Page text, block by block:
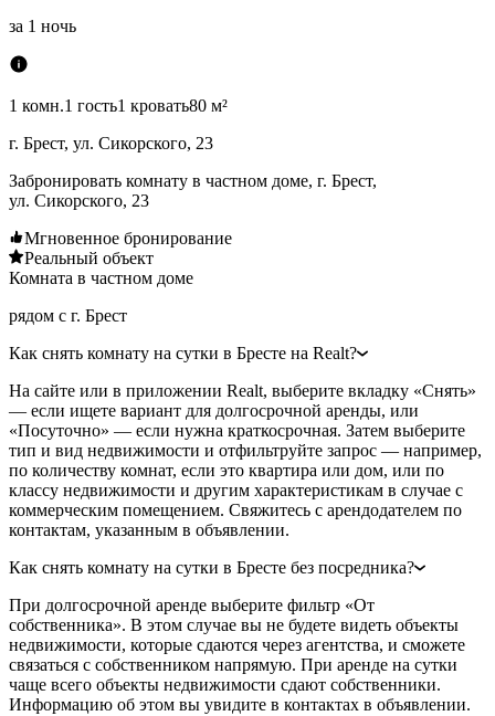
за 1 ночь
1 комн.1 гость1 кровать80 м²
г. Брест, ул. Сикорского, 23
Забронировать комнату в частном доме, г. Брест,
ул. Сикорского, 23
Мгновенное бронирование
Реальный объект
Комната в частном доме
рядом с г. Брест
Как снять комнату на сутки в Бресте на Realt?
На сайте или в приложении Realt, выберите вкладку «Снять»
— если ищете вариант для долгосрочной аренды, или
«Посуточно» — если нужна краткосрочная. Затем выберите
тип и вид недвижимости и отфильтруйте запрос — например,
по количеству комнат, если это квартира или дом, или по
классу недвижимости и другим характеристикам в случае с
коммерческим помещением. Свяжитесь с арендодателем по
контактам, указанным в объявлении.
Как снять комнату на сутки в Бресте без посредника?
При долгосрочной аренде выберите фильтр «От
собственника». В этом случае вы не будете видеть объекты
недвижимости, которые сдаются через агентства, и сможете
связаться с собственником напрямую. При аренде на сутки
чаще всего объекты недвижимости сдают собственники.
Информацию об этом вы увидите в контактах в объявлении.